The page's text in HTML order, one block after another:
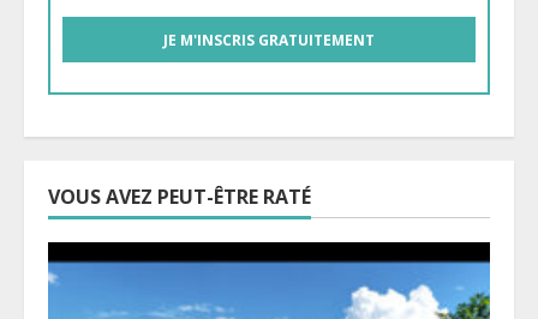
VOUS AVEZ PEUT-ÊTRE RATÉ